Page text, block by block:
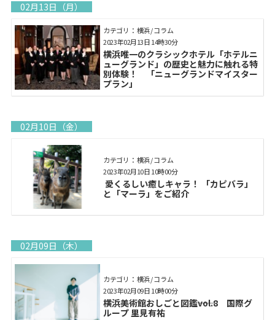
02月13日（月）
カテゴリ： 横浜 / コラム
横浜唯一のクラシックホテル「ホテルニ
ューグランド」の歴史と魅力に触れる特
別体験！ 「ニューグランドマイスター
プラン」
2023年02月13日 14時30分
02月10日（金）
カテゴリ： 横浜 / コラム
愛くるしい癒しキャラ！ 「カピバラ」
と「マーラ」をご紹介
2023年02月10日 10時00分
02月09日（木）
カテゴリ： 横浜 / コラム
横浜美術館おしごと図鑑――vol.8 国際グ
ループ 里見有祐
2023年02月09日 10時00分